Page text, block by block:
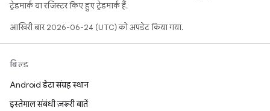
ट्रेडमार्क या रजिस्टर किए हुए ट्रेडमार्क हैं.
आखिरी बार 2026-06-24 (UTC) को अपडेट किया गया.
बिल्ड
Android डेटा संग्रह स्थान
इस्तेमाल संबंधी ज़रूरी बातें